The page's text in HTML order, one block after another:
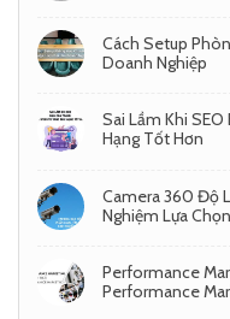
Cách Setup
Doanh Nghiệp
Sai Lầm Khi
Hạng Tốt Hơn
Camera 360 Độ
Nghiệm Lựa Chọn
Performance
Performance